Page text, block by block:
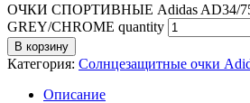
ОЧКИ СПОРТИВНЫЕ Adidas AD34/
GREY/CHROME quantity
В корзину
Категория: Солнцезащитные очки
Описание